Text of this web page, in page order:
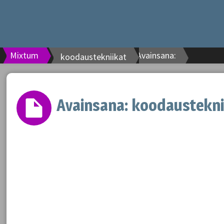
Mixtum Avainsana:
koodaustekniikat
Avainsana: